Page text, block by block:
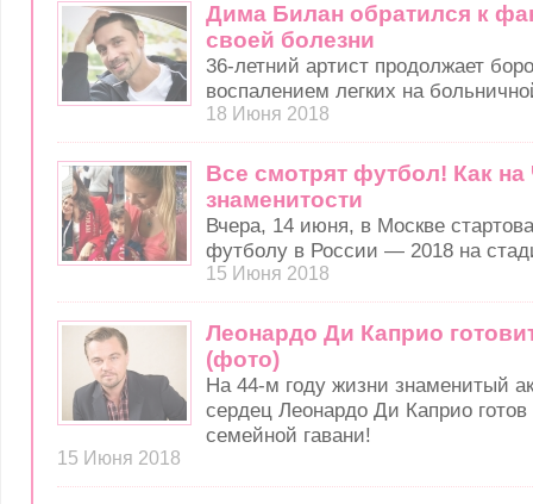
Дима Билан обратился к
своей болезни
36-летний артист продолжает
воспалением легких на
18 Июня 2018
Все смотрят футбол! Как
знаменитости
Вчера, 14 июня, в Москве
футболу в России — 2018 на
15 Июня 2018
Леонардо Ди Каприо
(фото)
На 44-м году жизни знаменитый
сердец Леонардо Ди Каприо готов
семейной гавани!
15 Июня 2018